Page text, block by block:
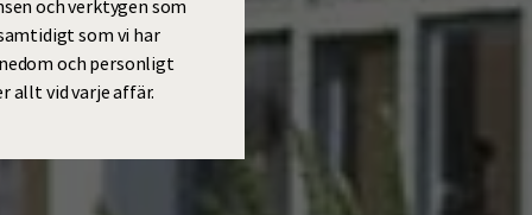
och verktygen som
som vi har
och personligt
allt vid varje affär.